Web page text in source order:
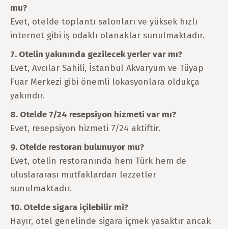
mu?
Evet, otelde toplantı salonları ve yüksek hızlı
internet gibi iş odaklı olanaklar sunulmaktadır.
7. Otelin yakınında gezilecek yerler var mı?
Evet, Avcılar Sahili, İstanbul Akvaryum ve Tüyap
Fuar Merkezi gibi önemli lokasyonlara oldukça
yakındır.
8. Otelde 7/24 resepsiyon hizmeti var mı?
Evet, resepsiyon hizmeti 7/24 aktiftir.
9. Otelde restoran bulunuyor mu?
Evet, otelin restoranında hem Türk hem de
uluslararası mutfaklardan lezzetler
sunulmaktadır.
10. Otelde sigara içilebilir mi?
Hayır, otel genelinde sigara içmek yasaktır ancak